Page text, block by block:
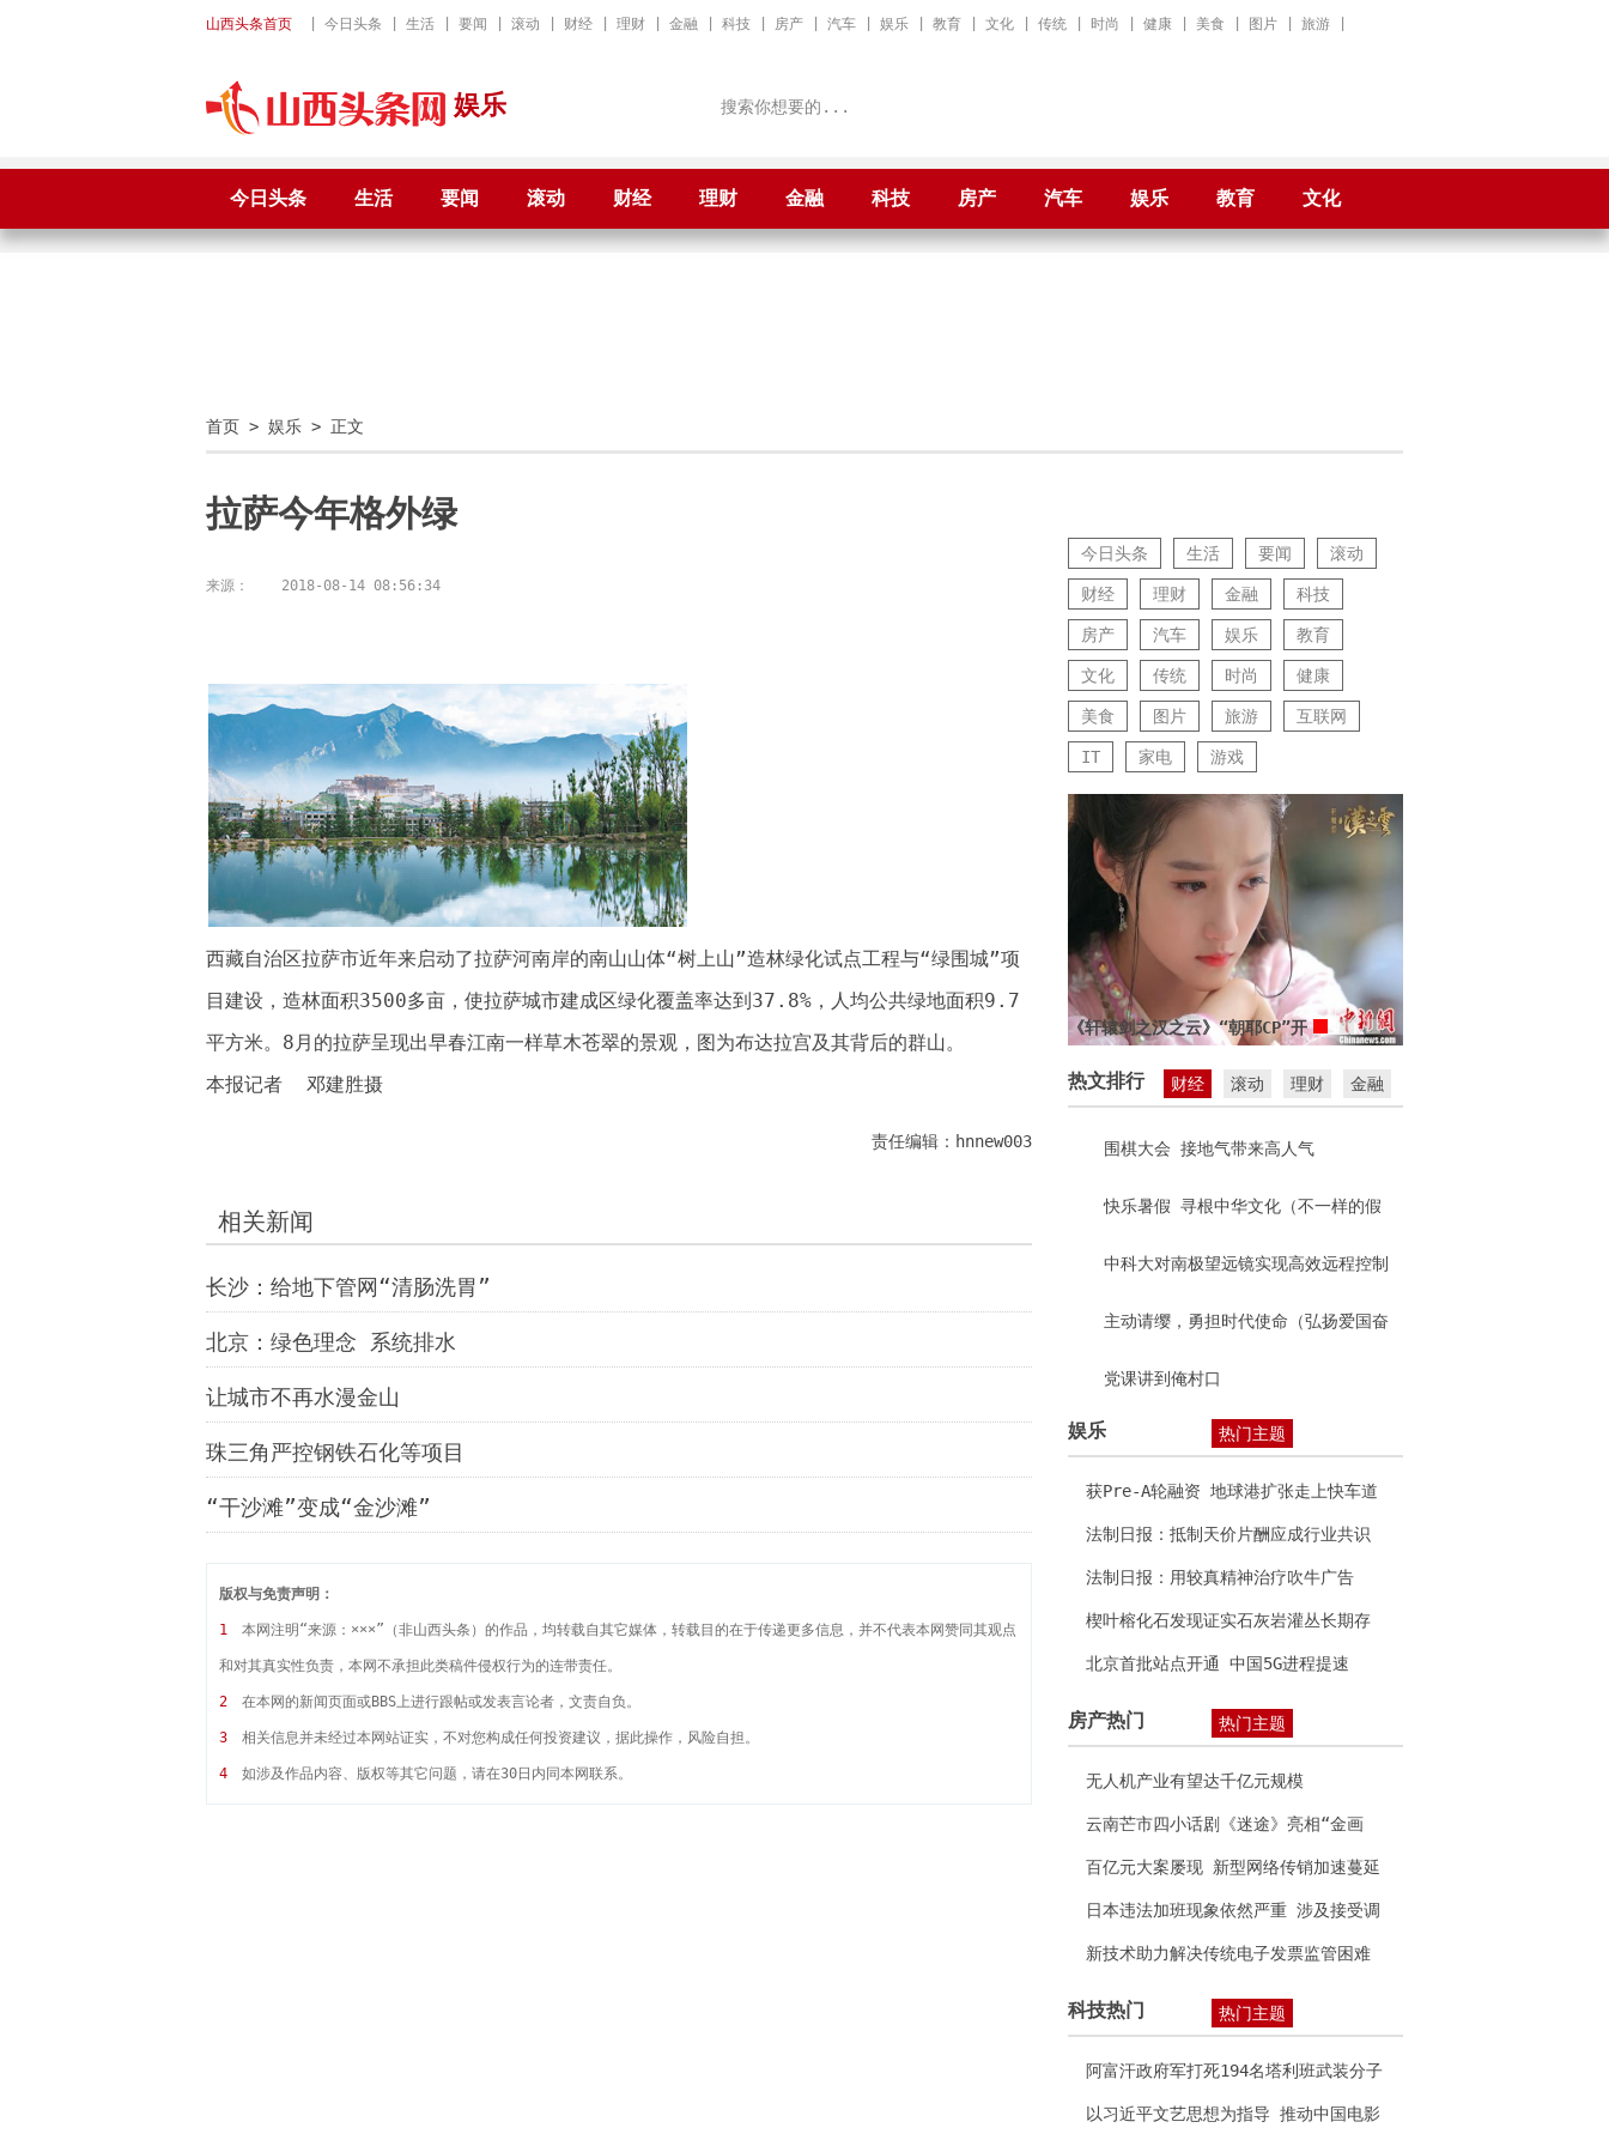
山西头条首页 今日头条 生活 要闻 滚动 财经 理财 金融 科技 房产 汽车 娱乐 教育 文化 传统 时尚 健康 美食 图片 旅游
娱乐
今日头条 生活 要闻 滚动 财经 理财 金融 科技 房产 汽车 娱乐 教育 文化
首页 > 娱乐 > 正文
拉萨今年格外绿
来源： 2018-08-14 08:56:34
西藏自治区拉萨市近年来启动了拉萨河南岸的南山山体“树上山”造林绿化试点工程与“绿围城”项
目建设，造林面积3500多亩，使拉萨城市建成区绿化覆盖率达到37.8%，人均公共绿地面积9.7
平方米。8月的拉萨呈现出早春江南一样草木苍翠的景观，图为布达拉宫及其背后的群山。
本报记者 邓建胜摄
责任编辑：hnnew003
相关新闻
长沙：给地下管网“清肠洗胃”
北京：绿色理念 系统排水
让城市不再水漫金山
珠三角严控钢铁石化等项目
“干沙滩”变成“金沙滩”
版权与免责声明：
1 本网注明“来源：×××”（非山西头条）的作品，均转载自其它媒体，转载目的在于传递更多信息，并不代表本网赞同其观点
和对其真实性负责，本网不承担此类稿件侵权行为的连带责任。
2 在本网的新闻页面或BBS上进行跟帖或发表言论者，文责自负。
3 相关信息并未经过本网站证实，不对您构成任何投资建议，据此操作，风险自担。
4 如涉及作品内容、版权等其它问题，请在30日内同本网联系。
今日头条 生活 要闻 滚动
财经 理财 金融 科技
房产 汽车 娱乐 教育
文化 传统 时尚 健康
美食 图片 旅游 互联网
IT 家电 游戏
《轩辕剑之汉之云》“朝耶CP”开
热文排行 财经 滚动 理财 金融
围棋大会 接地气带来高人气
快乐暑假 寻根中华文化（不一样的假
期）
中科大对南极望远镜实现高效远程控制
主动请缨，勇担时代使命（弘扬爱国奋
斗精神 建功立业新时代）
党课讲到俺村口
娱乐 热门主题
获Pre-A轮融资 地球港扩张走上快车道
法制日报：抵制天价片酬应成行业共识
法制日报：用较真精神治疗吹牛广告
楔叶榕化石发现证实石灰岩灌丛长期存
在
北京首批站点开通 中国5G进程提速
房产热门 热门主题
无人机产业有望达千亿元规模
云南芒市四小话剧《迷途》亮相“金画
眉”全国儿童戏剧教育成果展获好评
百亿元大案屡现 新型网络传销加速蔓延
日本违法加班现象依然严重 涉及接受调
查的半数单位
新技术助力解决传统电子发票监管困难
等问题
科技热门 热门主题
阿富汗政府军打死194名塔利班武装分子
以习近平文艺思想为指导 推动中国电影